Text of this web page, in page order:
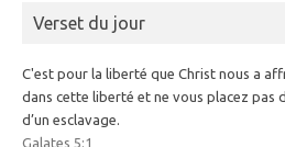
Verset du jour
C'est pour la liberté que Christ nous a
dans cette liberté et ne vous placez pas
d’un esclavage.
Galates 5:1